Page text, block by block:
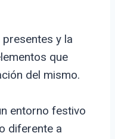
y la
que
del mismo.
entorno festivo
diferente a